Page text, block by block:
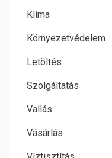
Klíma
Környezetvédelem
Letöltés
Szolgáltatás
Vallás
Vásárlás